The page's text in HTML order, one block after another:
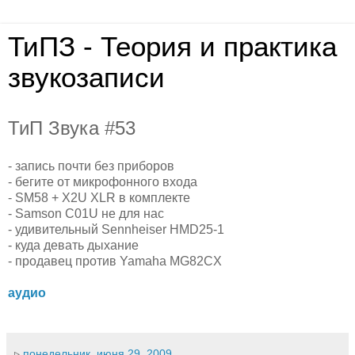
ТиПЗ - Теория и практика
звукозаписи
ТиП Звука #53
- запись почти без приборов
- бегите от микрофонного входа
- SM58 + X2U XLR в комплекте
- Samson C01U не для нас
- удивительный Sennheiser HMD25-1
- куда девать дыхание
- продавец против Yamaha MG82CX
аудио